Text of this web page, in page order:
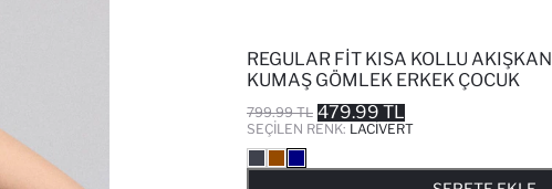
REGULAR FIT KISA KOLLU AKIŞKAN
KUMAŞ GÖMLEK ERKEK ÇOCUK
799.99 TL 479.99 TL
SEÇILEN RENK: LACIVERT